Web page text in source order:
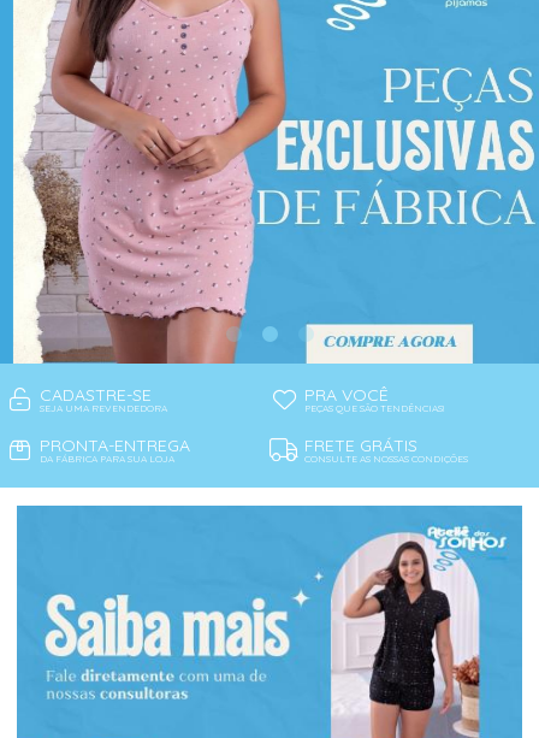
CADASTRE-SE
SEJA UMA REVENDEDORA
PRA VOCÊ
PEÇAS QUE SÃO TENDÊNCIAS!
PRONTA-ENTREGA
DA FÁBRICA PARA SUA LOJA
FRETE GRÁTIS
CONSULTE AS NOSSAS CONDIÇÕES